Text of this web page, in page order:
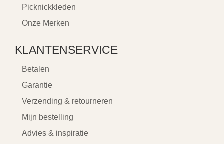
Picknickkleden
Onze Merken
KLANTENSERVICE
Betalen
Garantie
Verzending & retourneren
Mijn bestelling
Advies & inspiratie